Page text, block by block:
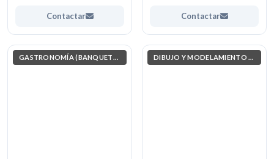
Contactar Contactar
GASTRONOMÍA (BANQUETERAS) DIBUJO Y MODELAMIENTO ARQUITECTÓNICO